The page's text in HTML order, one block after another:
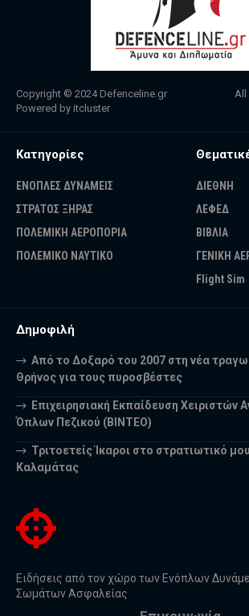
Copyright © 2024 Defenceline.gr All Rights
Powered by itcluster
Κατηγορίες
ΕΝΟΠΛΕΣ ΔΥΝΑΜΕΙΣ
ΣΤΡΑΤΟΣ ΞΗΡΑΣ
ΠΟΛΕΜΙΚΗ ΑΕΡΟΠΟΡΙΑ
ΠΟΛΕΜΙΚΟ ΝΑΥΤΙΚΟ
ΔΙΕΘΝΗ
ΛΕΦΕΔ
ΒΙΒΛΙΑ
ΓΕΝΙΚΗ
Flight Sim
Δημοφιλή
Από το Δοξαρό του 2007 στη νέα
Θρήνος για τους πυροσβέστες
Επιχειρησιακή Εκπαίδευση Χειριστών
Όπλων Πεζικού (ΒΙΝΤΕΟ)
Τριτοετείς Ίκαροι στο στρατιωτικό
Καλαμάτας
Ειδήσεις από τον χώρο των Ενόπλων
Σωμάτων Ασφαλείας